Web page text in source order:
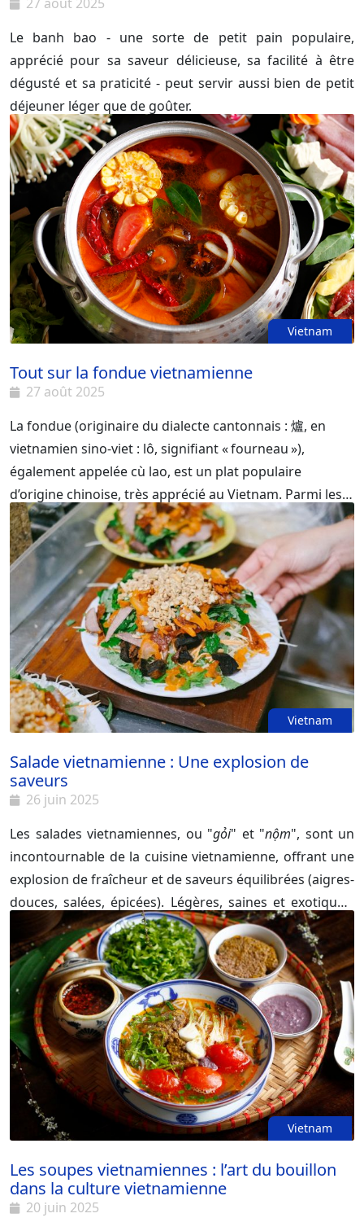
Le banh bao - une sorte de petit pain populaire,
apprécié pour sa saveur délicieuse, sa facilité à être
dégusté et sa praticité - peut servir aussi bien de petit
déjeuner léger que de goûter.
Vietnam
Tout sur la fondue vietnamienne
27 août 2025
La fondue (originaire du dialecte cantonnais : 爐, en
vietnamien sino‑viet : lô, signifiant « fourneau »),
également appelée cù lao, est un plat populaire
d’origine chinoise, très apprécié au Vietnam. Parmi les
variantes célèbres de la fondue, on trouve la fondue
mam, la fondue thaï, ainsi que beaucoup d’autres types
comme la fondue de poisson-chat, la fondue de crabe
de rivière. Les fondues sont souvent nommées selon
l’ingrédient principal - par exemple : fondue au crabe,
fondue au crapaud, fondue avec poitrine de bœuf et
cartilage, fondue aux oiseaux, fondue aux fruits de mer,
fondue aux champignons.
Vietnam
Salade vietnamienne : Une explosion de
saveurs
26 juin 2025
Les salades vietnamiennes, ou "gỏi" et "nộm", sont un
incontournable de la cuisine vietnamienne, offrant une
explosion de fraîcheur et de saveurs équilibrées (aigres-
douces, salées, épicées). Légères, saines et exotiques,
elles représentent une porte d'entrée idéale pour une
découverte culinaire authentique du Vietnam.
Vietnam
Les soupes vietnamiennes : l’art du bouillon
dans la culture vietnamienne
20 juin 2025